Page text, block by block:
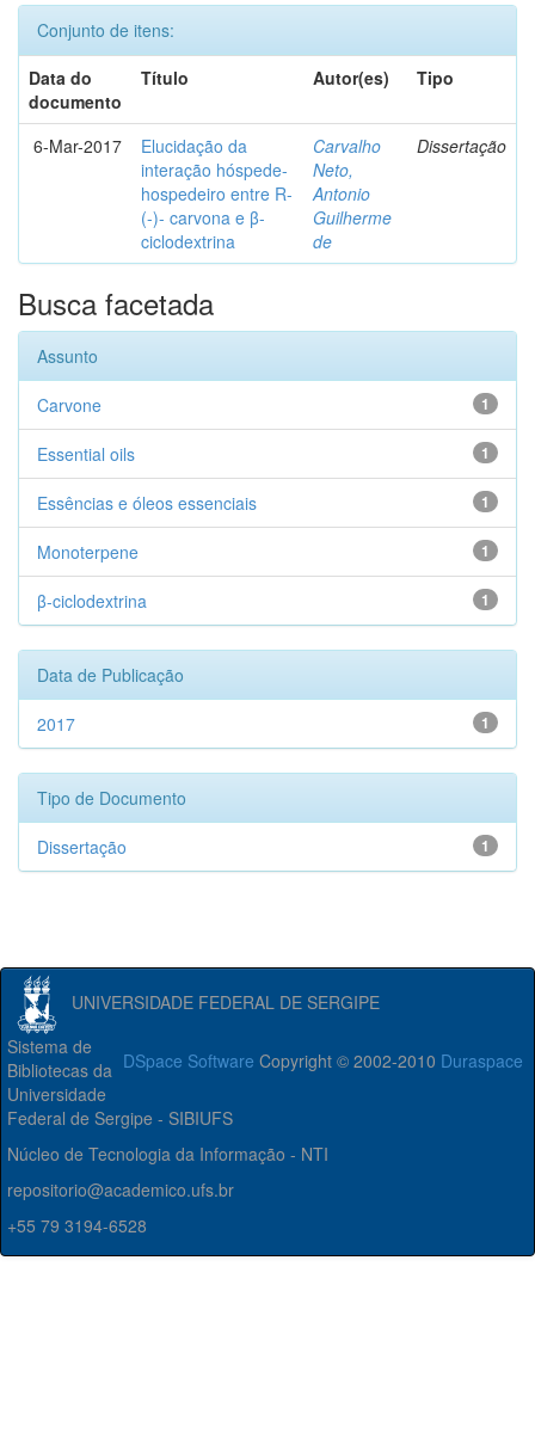
Conjunto de itens:
Data do
documento
Título Autor(es) Tipo
6-Mar-2017
Elucidação da
interação hóspede-
hospedeiro entre R-
(-)- carvona e β-
ciclodextrina
Carvalho
Neto,
Antonio
Guilherme
de
Dissertação
Busca facetada
Assunto
1
Carvone
1
Essential oils
1
Essências e óleos essenciais
1
Monoterpene
1
β-ciclodextrina
Data de Publicação
1
2017
Tipo de Documento
1
Dissertação
UNIVERSIDADE FEDERAL DE SERGIPE
DSpace Software Copyright © 2002-2010 Duraspace
Sistema de
Bibliotecas da
Universidade
Federal de Sergipe - SIBIUFS
Núcleo de Tecnologia da Informação - NTI
repositorio@academico.ufs.br
+55 79 3194-6528